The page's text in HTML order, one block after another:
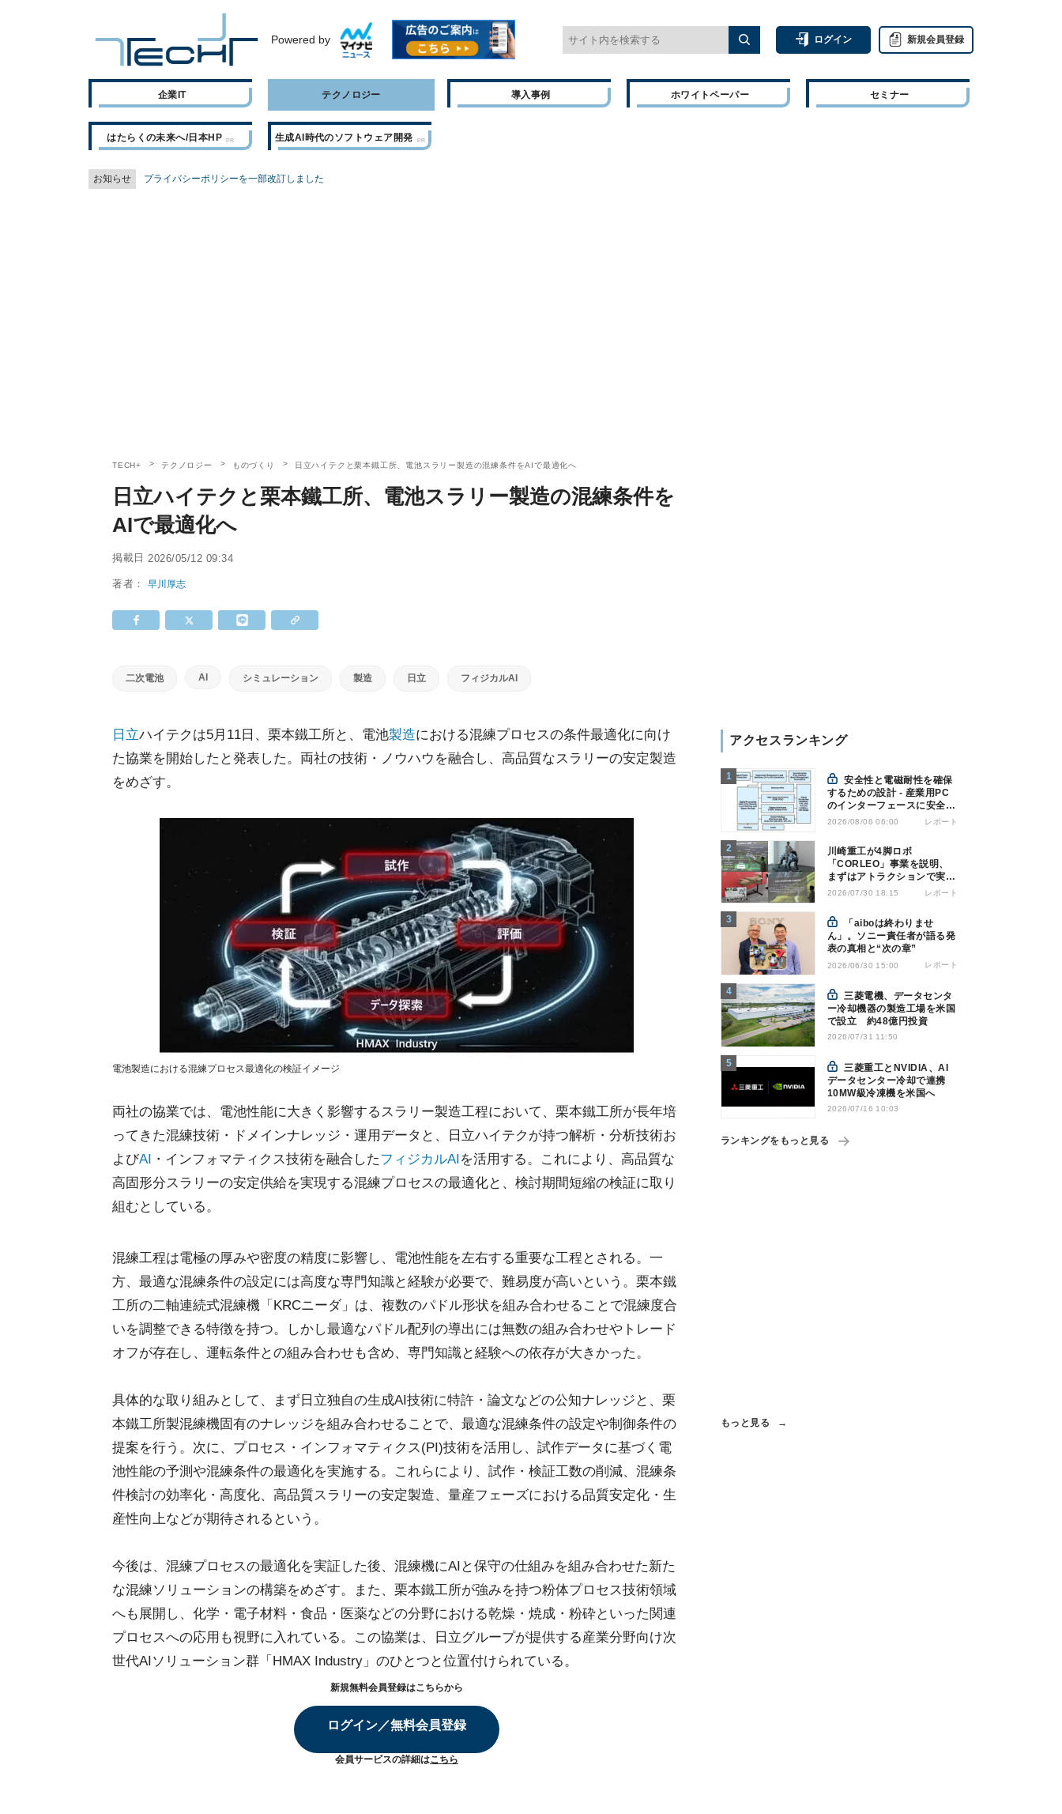
Powered by ログイン 新規会員登録
企業IT テクノロジー 導入事例 ホワイトペーパー セミナー
はたらくの未来へ/日本HP 生成AI時代のソフトウェア開発
お知らせ プライバシーポリシーを一部改訂しました
TECH+ テクノロジー ものづくり 日立ハイテクと栗本鐵工所、電池スラリー製造の混練条件をAIで最適化へ
日立ハイテクと栗本鐵工所、電池スラリー製造の混練条件を
AIで最適化へ
掲載日 2026/05/12 09:34
著者：早川厚志
二次電池 AI シミュレーション 製造 日立 フィジカルAI
日立ハイテクは5月11日、栗本鐵工所と、電池製造における混練プロセスの条件最適化に向け
た協業を開始したと発表した。両社の技術・ノウハウを融合し、高品質なスラリーの安定製造
をめざす。
電池製造における混練プロセス最適化の検証イメージ
両社の協業では、電池性能に大きく影響するスラリー製造工程において、栗本鐵工所が長年培
ってきた混練技術・ドメインナレッジ・運用データと、日立ハイテクが持つ解析・分析技術お
よびAI ・インフォマティクス技術を融合したフィジカルAIを活用する。これにより、高品質な
高固形分スラリーの安定供給を実現する混練プロセスの最適化と、検討期間短縮の検証に取り
組むとしている。
混練工程は電極の厚みや密度の精度に影響し、電池性能を左右する重要な工程とされる。一
方、最適な混練条件の設定には高度な専門知識と経験が必要で、難易度が高いという。栗本鐵
工所の二軸連続式混練機「KRCニーダ」は、複数のパドル形状を組み合わせることで混練度合
いを調整できる特徴を持つ。しかし最適なパドル配列の導出には無数の組み合わせやトレード
オフが存在し、運転条件との組み合わせも含め、専門知識と経験への依存が大きかった。
具体的な取り組みとして、まず日立独自の生成AI技術に特許・論文などの公知ナレッジと、栗
本鐵工所製混練機固有のナレッジを組み合わせることで、最適な混練条件の設定や制御条件の
提案を行う。次に、プロセス・インフォマティクス(PI)技術を活用し、試作データに基づく電
池性能の予測や混練条件の最適化を実施する。これらにより、試作・検証工数の削減、混練条
件検討の効率化・高度化、高品質スラリーの安定製造、量産フェーズにおける品質安定化・生
産性向上などが期待されるという。
今後は、混練プロセスの最適化を実証した後、混練機にAIと保守の仕組みを組み合わせた新た
な混練ソリューションの構築をめざす。また、栗本鐵工所が強みを持つ粉体プロセス技術領域
へも展開し、化学・電子材料・食品・医薬などの分野における乾燥・焼成・粉砕といった関連
プロセスへの応用も視野に入れている。この協業は、日立グループが提供する産業分野向け次
世代AIソリューション群「HMAX Industry」のひとつと位置付けられている。
新規無料会員登録はこちらから
ログイン／無料会員登録
会員サービスの詳細はこちら
アクセスランキング
安全性と電磁耐性を確保
するための設計 - 産業用PC
のインターフェースに安全絶
縁を適用する
2026/08/06 06:00 レポート
川崎重工が4脚ロボ
「CORLEO」事業を説明、
まずはアトラクションで実用
化へ
2026/07/30 18:15 レポート
ん」。ソニー責任者が語る発
表の真相と“次の章”
2026/06/30 15:00 レポート
三菱電機、データセンタ
ー冷却機器の製造工場を米国
で設立 約48億円投資
2026/07/31 11:50
三菱重工とNVIDIA、AI
データセンター冷却で連携
10MW級冷凍機を米国へ
2026/07/16 10:03
ランキングをもっと見る
もっと見る